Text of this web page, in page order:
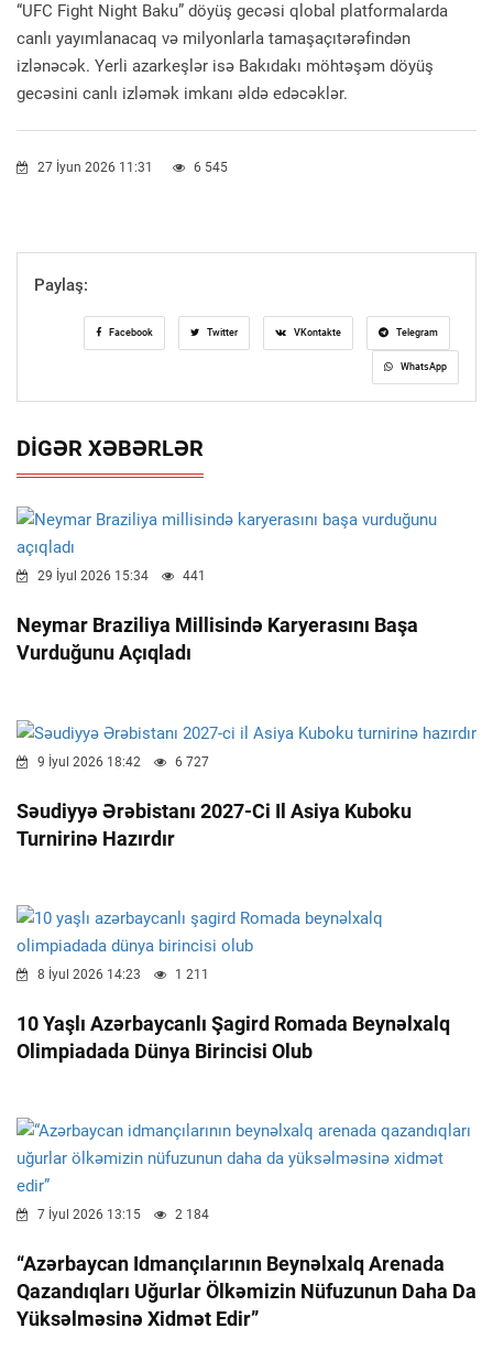
“UFC Fight Night Baku” döyüş gecəsi qlobal platformalarda
canlı yayımlanacaq və milyonlarla tamaşaçıtərəfindən
izlənəcək. Yerli azarkeşlər isə Bakıdakı möhtəşəm döyüş
gecəsini canlı izləmək imkanı əldə edəcəklər.
27 İyun 2026 11:31 6 545
Paylaş:
Facebook Twitter VKontakte Telegram
WhatsApp
DIGƏR XƏBƏRLƏR
29 İyul 2026 15:34 441
Neymar Braziliya Millisində Karyerasını Başa
Vurduğunu Açıqladı
9 İyul 2026 18:42 6 727
Səudiyyə Ərəbistanı 2027-Ci Il Asiya Kuboku
Turnirinə Hazırdır
8 İyul 2026 14:23 1 211
10 Yaşlı Azərbaycanlı Şagird Romada Beynəlxalq
Olimpiadada Dünya Birincisi Olub
7 İyul 2026 13:15 2 184
“Azərbaycan Idmançılarının Beynəlxalq Arenada
Qazandıqları Uğurlar Ölkəmizin Nüfuzunun Daha Da
Yüksəlməsinə Xidmət Edir”